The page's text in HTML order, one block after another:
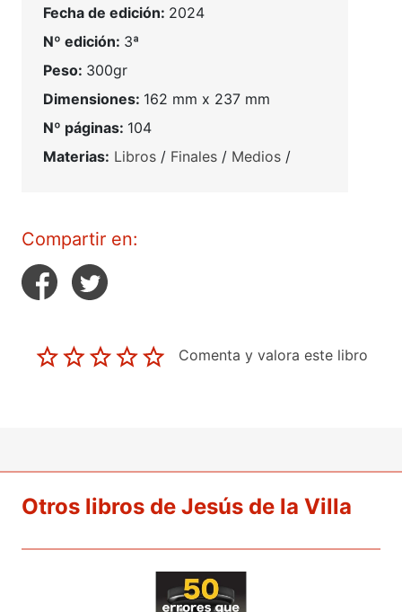
Fecha de edición: 2024
Nº edición: 3ª
Peso: 300gr
Dimensiones: 162 mm x 237 mm
Nº páginas: 104
Materias: Libros / Finales / Medios /
Compartir en:
Comenta y valora este libro
Otros libros de Jesús de la Villa